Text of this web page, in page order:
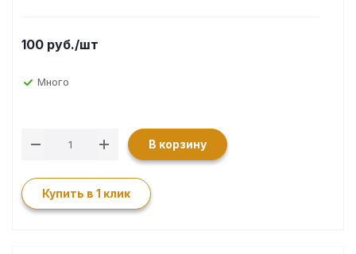
100 руб./шт
Много
В корзину
Купить в 1 клик